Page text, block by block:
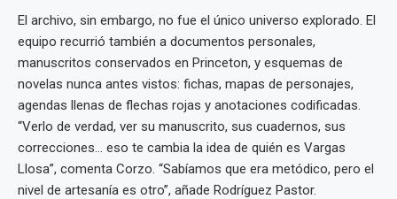
El archivo, sin embargo, no fue el único universo explorado. El
equipo recurrió también a documentos personales,
manuscritos conservados en Princeton, y esquemas de
novelas nunca antes vistos: fichas, mapas de personajes,
agendas llenas de flechas rojas y anotaciones codificadas.
“Verlo de verdad, ver su manuscrito, sus cuadernos, sus
correcciones... eso te cambia la idea de quién es Vargas
Llosa”, comenta Corzo. “Sabíamos que era metódico, pero el
nivel de artesanía es otro”, añade Rodríguez Pastor.